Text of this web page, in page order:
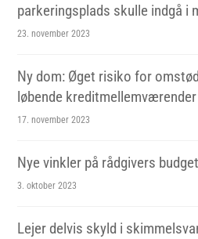
parkeringsplads skulle indgå i
23. november 2023
Ny dom: Øget risiko for
løbende kreditmellemværender
17. november 2023
Nye vinkler på rådgivers
3. oktober 2023
Lejer delvis skyld i